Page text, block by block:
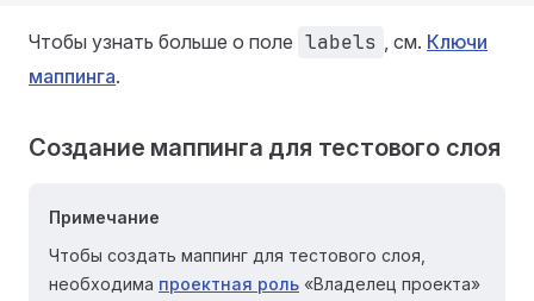
Чтобы узнать больше о поле labels , см. Ключи
маппинга.
Создание маппинга для тестового слоя
Примечание
Чтобы создать маппинг для тестового слоя,
необходима проектная роль «Владелец проекта»